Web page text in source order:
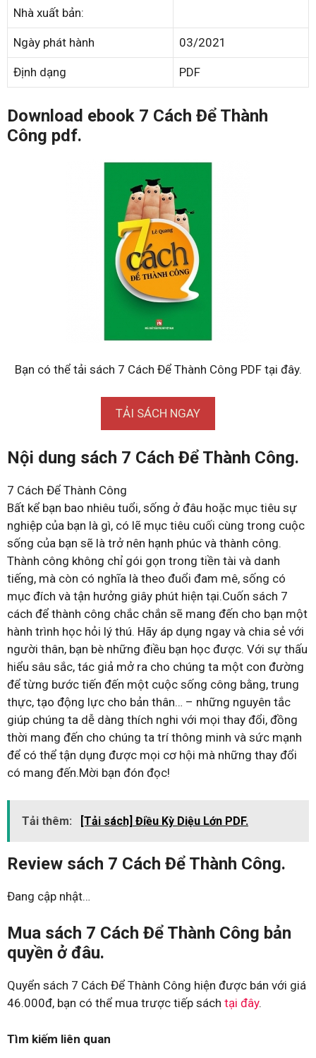
Nhà xuất bản:
Ngày phát hành 03/2021
Định dạng PDF
Download ebook 7 Cách Để Thành
Công pdf.
Bạn có thể tải sách 7 Cách Để Thành Công PDF tại đây.
TẢI SÁCH NGAY
Nội dung sách 7 Cách Để Thành Công.
7 Cách Để Thành Công
Bất kể bạn bao nhiêu tuổi, sống ở đâu hoặc mục tiêu sự
nghiệp của bạn là gì, có lẽ mục tiêu cuối cùng trong cuộc
sống của bạn sẽ là trở nên hạnh phúc và thành công.
Thành công không chỉ gói gọn trong tiền tài và danh
tiếng, mà còn có nghĩa là theo đuổi đam mê, sống có
mục đích và tận hưởng giây phút hiện tại.Cuốn sách 7
cách để thành công chắc chắn sẽ mang đến cho bạn một
hành trình học hỏi lý thú. Hãy áp dụng ngay và chia sẻ với
người thân, bạn bè những điều bạn học được. Với sự thấu
hiểu sâu sắc, tác giả mở ra cho chúng ta một con đường
để từng bước tiến đến một cuộc sống công bằng, trung
thực, tạo động lực cho bản thân… – những nguyên tắc
giúp chúng ta dễ dàng thích nghi với mọi thay đổi, đồng
thời mang đến cho chúng ta trí thông minh và sức mạnh
để có thể tận dụng được mọi cơ hội mà những thay đổi
có mang đến.Mời bạn đón đọc!
Tải thêm: [Tải sách] Điều Kỳ Diệu Lớn PDF.
Review sách 7 Cách Để Thành Công.
Đang cập nhật…
Mua sách 7 Cách Để Thành Công bản
quyền ở đâu.
Quyển sách 7 Cách Để Thành Công hiện được bán với giá
46.000đ, bạn có thể mua trược tiếp sách tại đây.
Tìm kiếm liên quan